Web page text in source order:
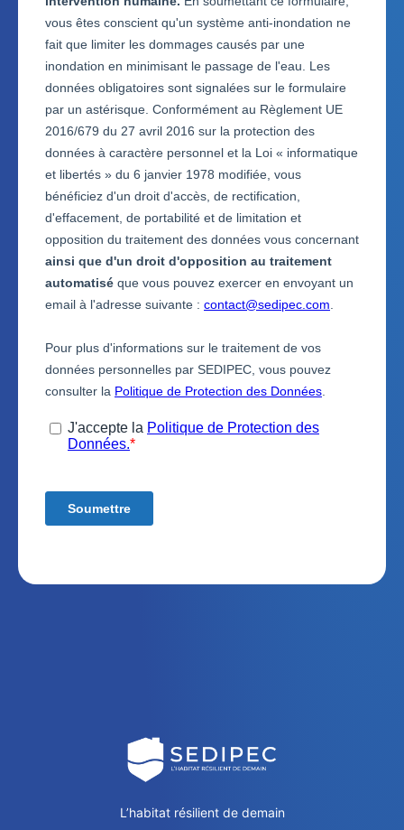
L’habitat résilient de demain